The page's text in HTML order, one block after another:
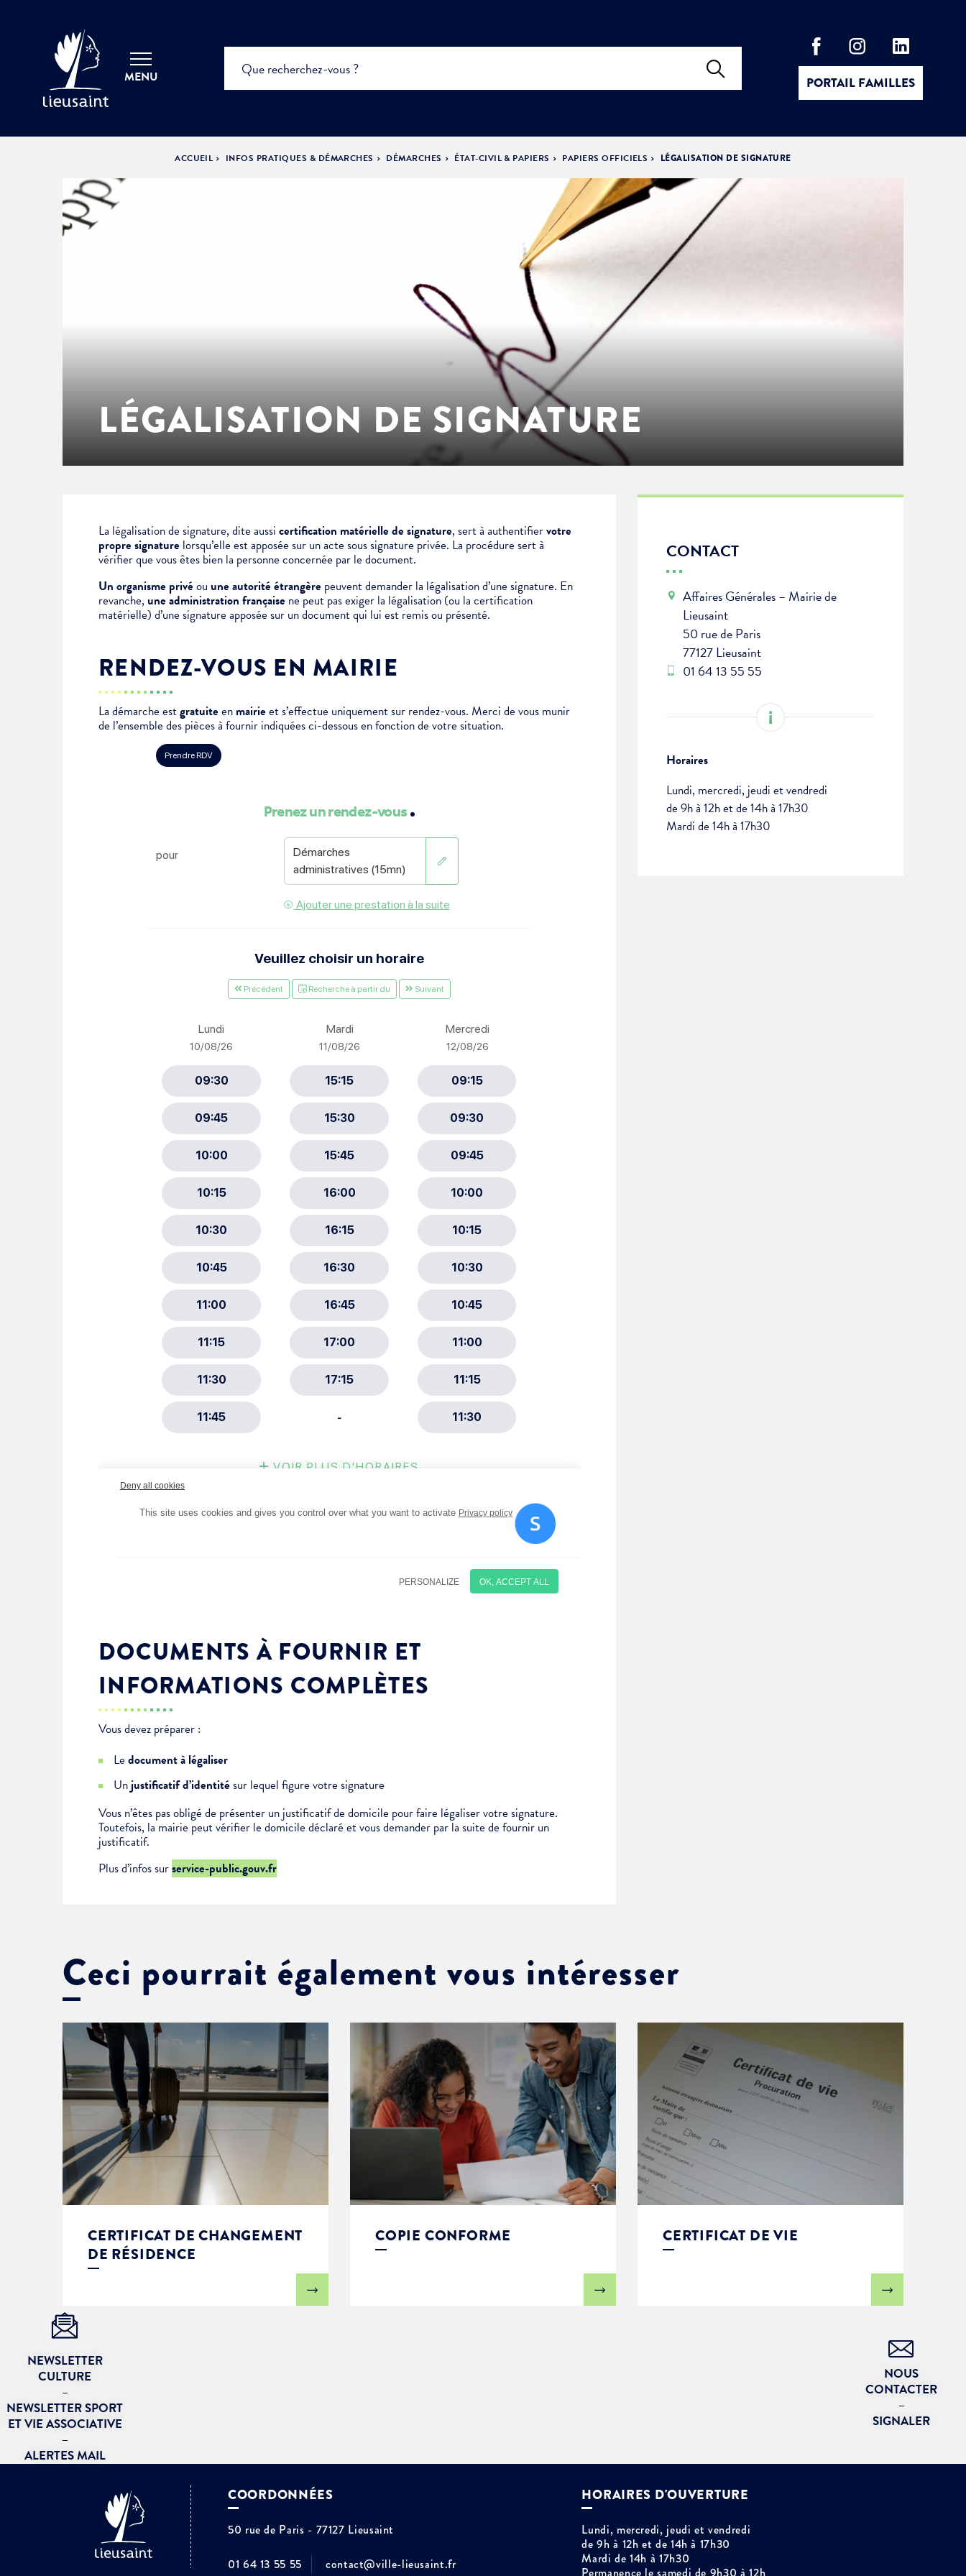
MENU PORTAIL FAMILLES
Cadre de vie
Culture
Solidarité
Annuaires & carte interactive
Je suis senior
Je suis étudiant
Logement
État-civil & papiers
Location de salles
Urbanisme
Séances du Conseil municipal
Actes administratifs
Ville éducative
Ville écologique
DÉMOCRATIE
PARTICIPATIVE
ACCUEIL INFOS PRATIQUES & DÉMARCHES DÉMARCHES ÉTAT-CIVIL & PAPIERS PAPIERS OFFICIELS LÉGALISATION DE SIGNATURE
LÉGALISATION DE SIGNATURE
La légalisation de signature, dite aussi certification matérielle de signature, sert à authentifiervotre
propre signature lorsqu’elle est apposée sur unacte sous signature privée. La procédure sert à
vérifier que vous êtes bien la personne concernée par le document.
Un organisme privéou une autorité étrangère peuvent demander la légalisation d’une signature. En
revanche, une administration française ne peut pas exiger la légalisation (ou la certification
matérielle) d’une signature apposée sur un document qui lui est remis ou présenté.
RENDEZ-VOUS EN MAIRIE
La démarche estgratuiteen mairieet s’effectue uniquement sur rendez-vous. Merci de vous munir
de l’ensemble des pièces à fournir indiquées ci-dessous en fonction de votre situation.
DOCUMENTS À FOURNIR ET
INFORMATIONS COMPLÈTES
Vous devez préparer :
Le document à légaliser
Un justificatif d’identitésur lequel figure votre signature
Vous n’êtes pas obligé de présenter un justificatif de domicile pour faire légaliser votre signature.
Toutefois, la mairie peut vérifier le domicile déclaré et vous demander par la suite de fournir un
justificatif.
Plus d’infos surservice-public.gouv.fr
CONTACT
Affaires Générales – Mairie de
Lieusaint
50 rue de Paris
77127 Lieusaint
01 64 13 55 55
Horaires
Lundi, mercredi, jeudi et vendredi
de 9h à 12h et de 14h à 17h30
Mardi de 14h à 17h30
Ceci pourrait également vous intéresser
CERTIFICAT DE CHANGEMENT
DE RÉSIDENCE
COPIE CONFORME CERTIFICAT DE VIE
NEWSLETTER
CULTURE
–
NEWSLETTER SPORT
ET VIE ASSOCIATIVE
–
ALERTES MAIL
NOUS
CONTACTER
–
SIGNALER
COORDONNÉES
50 rue de Paris - 77127 Lieusaint
01 64 13 55 55 contact@ville-lieusaint.fr
HORAIRES D'OUVERTURE
Lundi, mercredi, jeudi et vendredi
de 9h à 12h et de 14h à 17h30
Mardi de 14h à 17h30
Choisissez votre abonnement :
Alertes Mail
Newsletter Culture
Newsletter Sport et Vie associative